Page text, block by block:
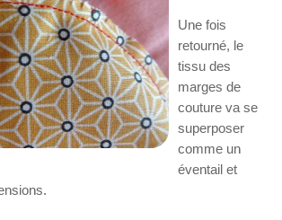
Une fois
retourné, le
tissu des
marges de
couture va se
superposer
comme un
éventail et